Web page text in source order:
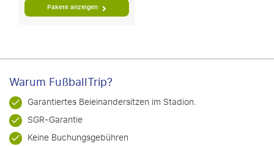
Pakete anzeigen
Warum FußballTrip?
Garantiertes Beieinandersitzen im Stadion.
SGR-Garantie
Keine Buchungsgebühren